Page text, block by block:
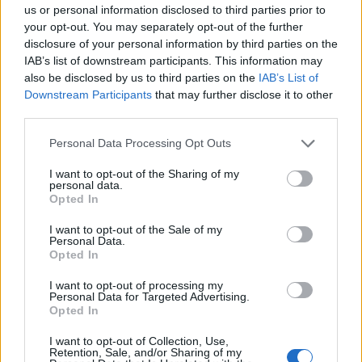
us or personal information disclosed to third parties prior to
your opt-out. You may separately opt-out of the further
disclosure of your personal information by third parties on the
IAB’s list of downstream participants. This information may
also be disclosed by us to third parties on the IAB’s List of
Downstream Participants that may further disclose it to other
Personal Data Processing Opt Outs
I want to opt-out of the Sharing of my
personal data.
Opted In
I want to opt-out of the Sale of my
Personal Data.
Opted In
I want to opt-out of processing my
Personal Data for Targeted Advertising.
Opted In
I want to opt-out of Collection, Use,
Retention, Sale, and/or Sharing of my
Mall, а повеќе детали за наградната игра, ќе
најдете на веб страницата
https://diamondmall.mk/en/campaign/
nagradna-igra .
© Vecer.mk, правата за текстот се на редакцијата
„СПУШТЕТЕ ГИ ЦЕНИТЕ НА
ГОРИВОТО ВЕДНАШ“ - Трамп им
нареди на нафтените гиганти
ЦАРИНИТЕ НА ТРАМП ЗАВРИШИЈА
НА ВРХОВЕН СУД - 25 држави
НАЈЧИТАНИ ВО ПОСЛЕДНИ 7 ДЕНА